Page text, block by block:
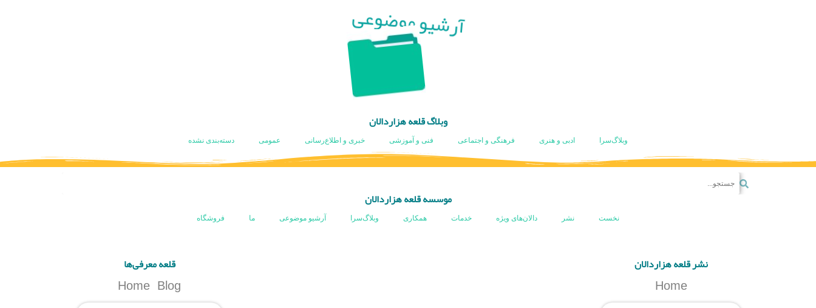
آرشیو موضوعی
وبلاگ قلعه هزاردالان
وبلاگ‌سرا ادبی و هنری فرهنگی و اجتماعی فنی و آموزشی خبری و اطلاع‌رسانی عمومی دسته‌بندی نشده
موسسه قلعه هزاردالان
نخست نشر دالان‌های ویژه خدمات همکاری وبلاگ‌سرا آرشیو موضوعی ما فروشگاه
نشر قلعه هزاردالان
Home
قلعه معرفی‌ها
Home Blog